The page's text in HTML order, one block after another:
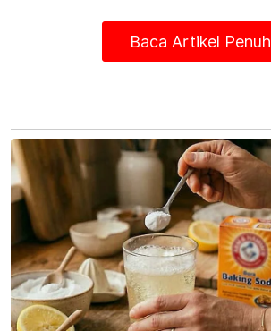
"Kita tidak mahu bertanding
kita banyak memecahkan undi.
sasarkan 15 kerusi DUN dan
Baca Artikel Penuh